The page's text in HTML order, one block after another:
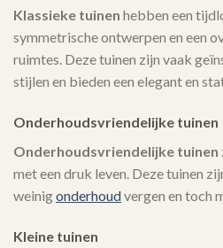
Klassieke tuinen hebben een
symmetrische ontwerpen en een
ruimtes. Deze tuinen zijn vaak
stijlen en bieden een elegant en
Onderhoudsvriendelijke tuinen
Onderhoudsvriendelijke tuinen
met een druk leven. Deze tuinen
weinigonderhoudvergen en toch
Kleine tuinen